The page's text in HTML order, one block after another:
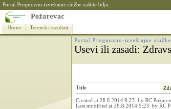
Portal Prognozno-izveštajne službe zaštite bilja
Požarevac
Home Terenski rezultati
Portal Prognozno-izveštajne
Usevi ili zasadi:
Title
Created at 28.8.2014 9:23 by RC
Last modified at 28.8.2014 9:23 by RC